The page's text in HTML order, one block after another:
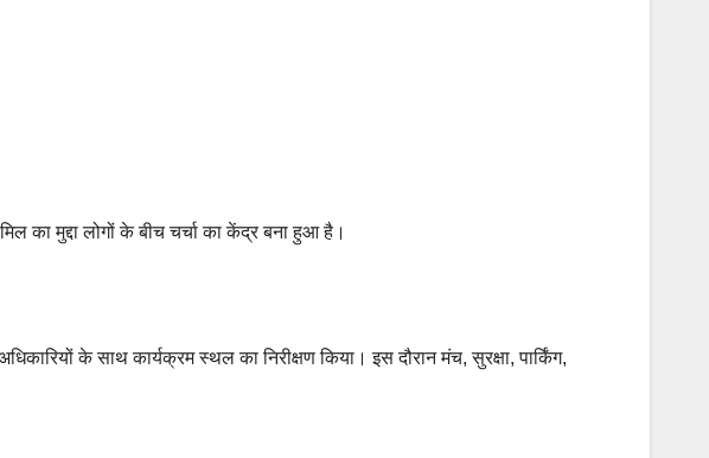
मुद्दा लोगों के बीच चर्चा का केंद्र बना हुआ है।
के साथ कार्यक्रम स्थल का निरीक्षण किया। इस दौरान मंच, सुरक्षा, पार्किंग,